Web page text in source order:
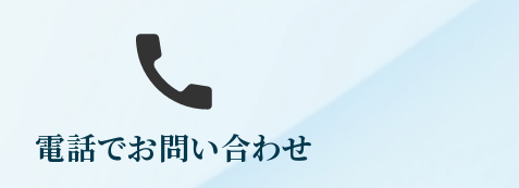
電話でお問い合わせ